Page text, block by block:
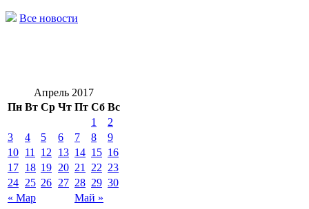
Все новости
Апрель 2017
Пн Вт Ср Чт Пт Сб Вс
« Мар Май »
1
2
3
4 5 6 7 8
9
10 11 12 13 14 15 16
17 18 19 20 21 22 23
24 25 26 27 28 29 30